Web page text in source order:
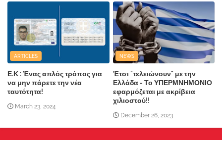
ARTICLES
Ε.Κ : Ένας απλός τρόπος για
να μην πάρετε την νέα
ταυτότητα!
March 23, 2024
NEWS
Έτσι "τελειώνουν" με την
Ελλάδα - Το ΥΠΕΡΜΝΗΜΟΝΙΟ
εφαρμόζεται με ακρίβεια
χιλιοστού!!
December 26, 2023